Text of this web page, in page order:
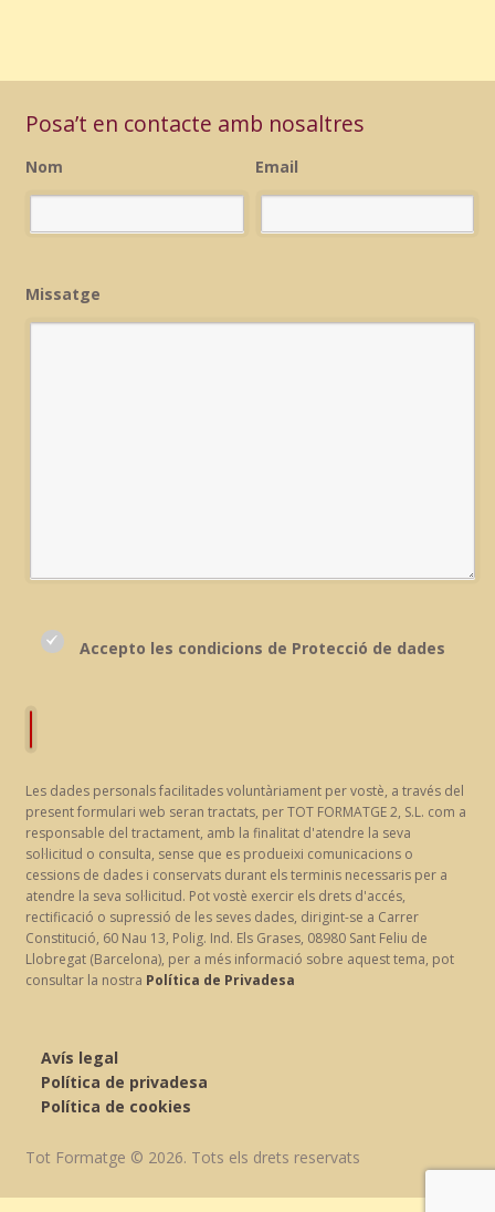
Posa’t en contacte amb nosaltres
Nom Email
Missatge
Accepto les condicions de Protecció de dades
Les dades personals facilitades voluntàriament per vostè, a través del
present formulari web seran tractats, per TOT FORMATGE 2, S.L. com a
responsable del tractament, amb la finalitat d'atendre la seva
sol·licitud o consulta, sense que es produeixi comunicacions o
cessions de dades i conservats durant els terminis necessaris per a
atendre la seva sol·licitud. Pot vostè exercir els drets d'accés,
rectificació o supressió de les seves dades, dirigint-se a Carrer
Constitució, 60 Nau 13, Polig. Ind. Els Grases, 08980 Sant Feliu de
Llobregat (Barcelona), per a més informació sobre aquest tema, pot
consultar la nostra Política de Privadesa
Avís legal
Política de privadesa
Política de cookies
Tot Formatge © 2026. Tots els drets reservats